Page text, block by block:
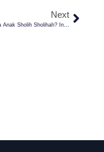
Next
Ingin Punya Anak Sholih Sholihah? Ini Bekal Penting Menurut Ulama